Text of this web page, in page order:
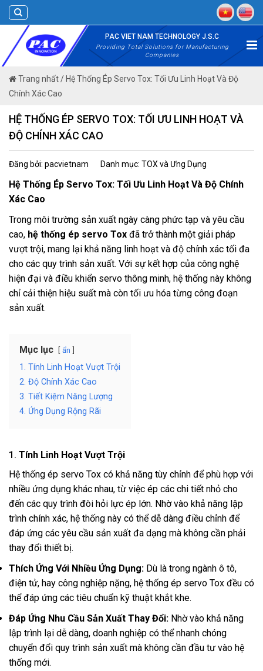
Skip
to
content
PAC VIET NAM TECHNOLOGY J.S.C
Providing Total Solutions for Manufacturing
Companies
Trang nhất/ Hệ Thống Ép Servo Tox: Tối Ưu Linh Hoạt Và Độ
Chính Xác Cao
HỆ THỐNG ÉP SERVO TOX: TỐI ƯU LINH HOẠT VÀ
ĐỘ CHÍNH XÁC CAO
Đăng bởi: pacvietnam Danh mục: TOX và Ưng Dụng
Hệ Thống Ép Servo Tox: Tối Ưu Linh Hoạt Và Độ Chính
Xác Cao
Trong môi trường sản xuất ngày càng phức tạp và yêu cầu
cao, hệ thống ép servo Tox đã trở thành một giải pháp
vượt trội, mang lại khả năng linh hoạt và độ chính xác tối đa
cho các quy trình sản xuất. Với sự kết hợp của công nghệ
hiện đại và điều khiển servo thông minh, hệ thống này không
chỉ cải thiện hiệu suất mà còn tối ưu hóa từng công đoạn
sản xuất.
Mục lục ẩn
1. Tính Linh Hoạt Vượt Trội
2. Độ Chính Xác Cao
3. Tiết Kiệm Năng Lượng
4. Ứng Dụng Rộng Rãi
1. Tính Linh Hoạt Vượt Trội
Hệ thống ép servo Tox có khả năng tùy chỉnh để phù hợp với
nhiều ứng dụng khác nhau, từ việc ép các chi tiết nhỏ cho
đến các quy trình đòi hỏi lực ép lớn. Nhờ vào khả năng lập
trình chính xác, hệ thống này có thể dễ dàng điều chỉnh để
đáp ứng các yêu cầu sản xuất đa dạng mà không cần phải
thay đổi thiết bị.
Thích Ứng Với Nhiều Ứng Dụng: Dù là trong ngành ô tô,
điện tử, hay công nghiệp nặng, hệ thống ép servo Tox đều có
thể đáp ứng các tiêu chuẩn kỹ thuật khắt khe.
Đáp Ứng Nhu Cầu Sản Xuất Thay Đổi: Nhờ vào khả năng
lập trình lại dễ dàng, doanh nghiệp có thể nhanh chóng
chuyển đổi quy trình sản xuất mà không cần đầu tư vào hệ
thống mới.